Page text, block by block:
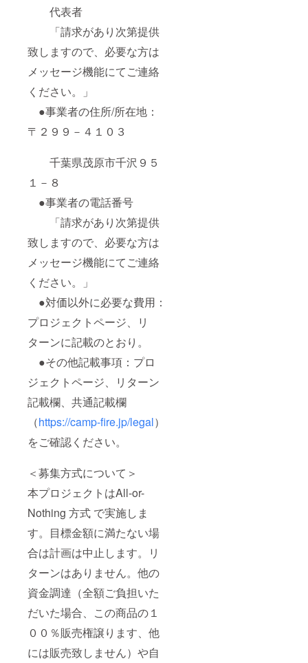
代表者
「請求があり次第提供
致しますので、必要な方は
メッセージ機能にてご連絡
ください。」
●事業者の住所/所在地：
〒２９９－４１０３
千葉県茂原市千沢９５
１－８
●事業者の電話番号
「請求があり次第提供
致しますので、必要な方は
メッセージ機能にてご連絡
ください。」
●対価以外に必要な費用：
プロジェクトページ、リ
ターンに記載のとおり。
●その他記載事項：プロ
ジェクトページ、リターン
記載欄、共通記載欄
（https://camp-fire.jp/legal）
をご確認ください。
＜募集方式について＞
本プロジェクトはAll-or-
Nothing 方式 で実施しま
す。目標金額に満たない場
合は計画は中止します。リ
ターンはありません。他の
資金調達（全額ご負担いた
だいた場合、この商品の１
００％販売権譲ります、他
には販売致しません）や自